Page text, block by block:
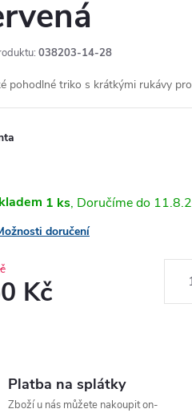
038203-14-28
pohodlné triko s krátkými rukávy
1 ks
doručení
Kč
Platba na splátky
Zboží u nás můžete nakoupit on-